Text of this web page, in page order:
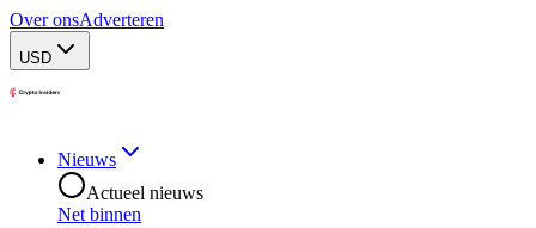
Over onsAdverteren
USD
Nieuws
Actueel nieuws
Net binnen